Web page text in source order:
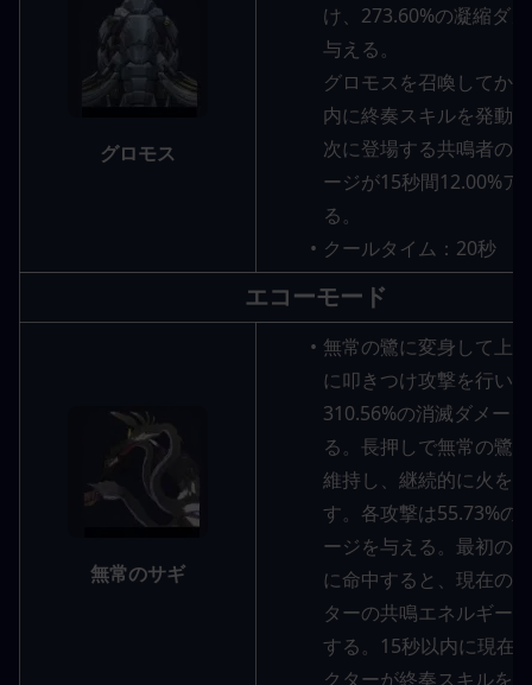
グロモス
け、273.60%の凝縮ダ
与える。
グロモスを召喚してか
内に終奏スキルを発動
次に登場する共鳴者の
ージが15秒間12.00%ア
る。
クールタイム：20秒
エコーモード
無常のサギ
無常の鷺に変身して上
に叩きつけ攻撃を行い、
310.56%の消滅ダメー
る。長押しで無常の鷺
維持し、継続的に火を
す。各攻撃は55.73%の
ージを与える。最初の
に命中すると、現在の
ターの共鳴エネルギー
する。15秒以内に現在
クターが終奏スキルを